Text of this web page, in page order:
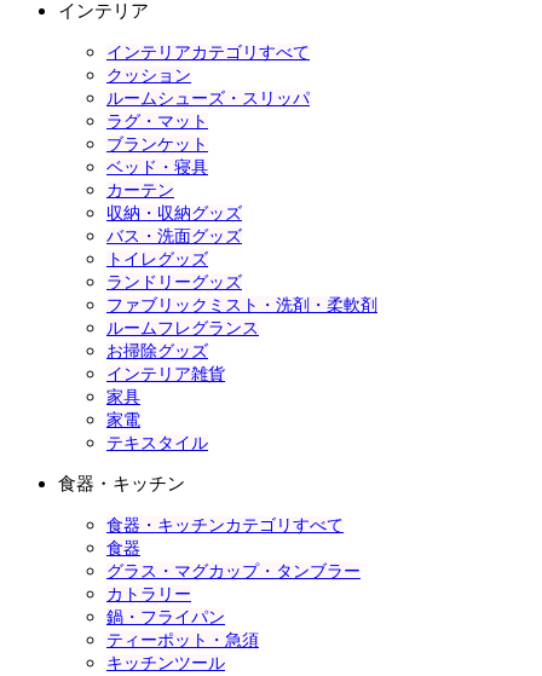
インテリア
インテリアカテゴリすべて
クッション
ルームシューズ・スリッパ
ラグ・マット
ブランケット
ベッド・寝具
カーテン
収納・収納グッズ
バス・洗面グッズ
トイレグッズ
ランドリーグッズ
ファブリックミスト・洗剤・柔軟剤
ルームフレグランス
お掃除グッズ
インテリア雑貨
家具
家電
テキスタイル
食器・キッチン
食器・キッチンカテゴリすべて
食器
グラス・マグカップ・タンブラー
カトラリー
鍋・フライパン
ティーポット・急須
キッチンツール